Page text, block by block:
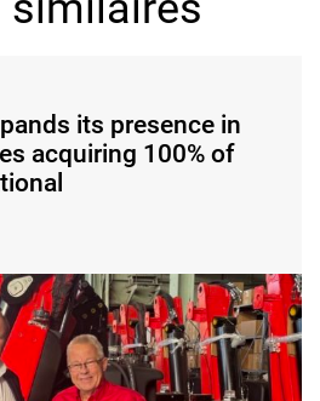
its presence in
acquiring 100% of